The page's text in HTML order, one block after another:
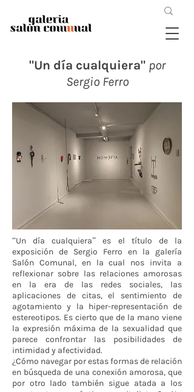
"Un día cualquiera" por
Sergio Ferro
“Un día cualquiera” es el título de la
exposición de Sergio Ferro en la galería
Salón Comunal, en la cual nos invita a
reflexionar sobre las relaciones amorosas
en la era de las redes sociales, las
aplicaciones de citas, el sentimiento de
agotamiento y la hiper-representación de
estereotipos. Es cierto que de la mano viene
la expresión máxima de la sexualidad que
parece confrontar las posibilidades de
intimidad y afectividad.
¿Cómo navegar por estas formas de relación
en búsqueda de una conexión amorosa, que
por otro lado también sigue atada a los